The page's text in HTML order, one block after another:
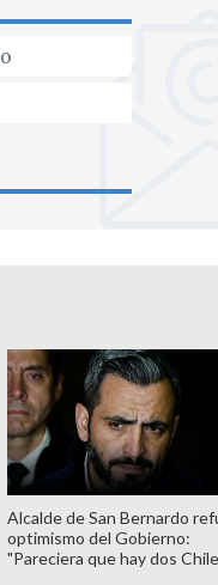
Alcalde de San Bernardo
optimismo del Gobierno:
"Pareciera que hay dos